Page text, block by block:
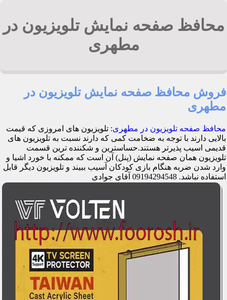
محافظ صفحه نمایش تلویزیون در
مطهری
فروش محافظ صفحه نمایش تلویزیون در
مطهری
محافظ صفحه تلویزیون در مطهری: تلویزیون های امروزی که قیمت
بالایی دارند با توجه به ضخامت کمی که دارند نسبت به تلویزیون های
قدیمی اسیب پذیرتر هستند.حساسترین و شکننده ترین قسمت
تلویزیون همان صفحه نمایش (پنل) آن است که ممکنه با خورد اشیا و
وارد شدن ضربه هنگام بازی کودکان آسیب ببیند و تلویزیون دیگر قابل
استفاده نباشد. 09194294548 آقای جوادی